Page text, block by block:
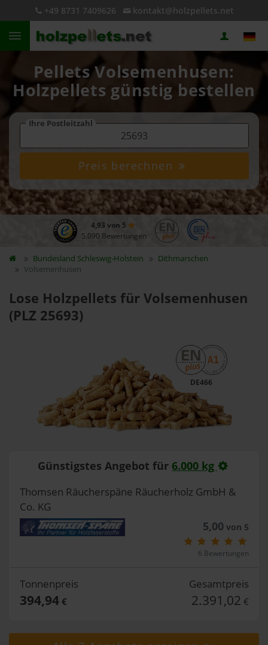
+49 8731 7409626 kontakt@holzpellets.net
Pellets Volsemenhusen:
Holzpellets günstig bestellen
Ihre Postleitzahl
Preis berechnen
4,93 von 5
5.090 Bewertungen
Bundesland Schleswig-Holstein
Dithmarschen
Volsemenhusen
Lose Holzpellets für Volsemenhusen
(PLZ 25693)
DE466
Günstigstes Angebot für 6.000 kg
Thomsen Räucherspäne Räucherholz GmbH &
Co. KG
5,00 von 5
6 Bewertungen
Tonnenpreis
394,94€
Gesamtpreis
2.391,02 €